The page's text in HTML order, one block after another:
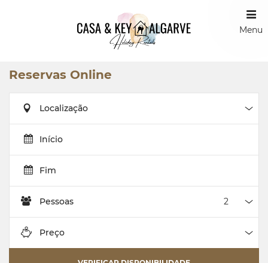
Menu
Reservas Online
Localização
Início
Fim
Pessoas
Preço